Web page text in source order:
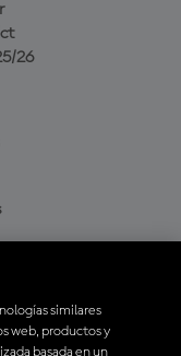
26
similares
web, productos y
basada en un